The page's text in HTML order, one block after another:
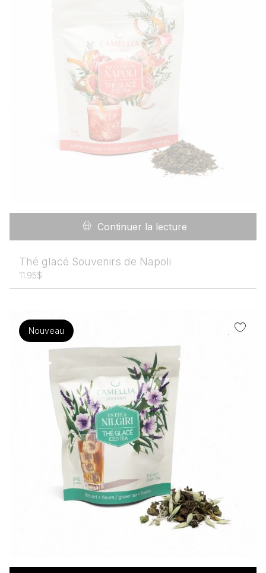
Continuer la lecture
Thé glacé Souvenirs de Napoli
11.95$
Nouveau